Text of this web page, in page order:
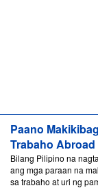
Paano
Trabaho Abroad
Bilang Pilipino na
ang mga paraan na
sa trabaho at uri ng